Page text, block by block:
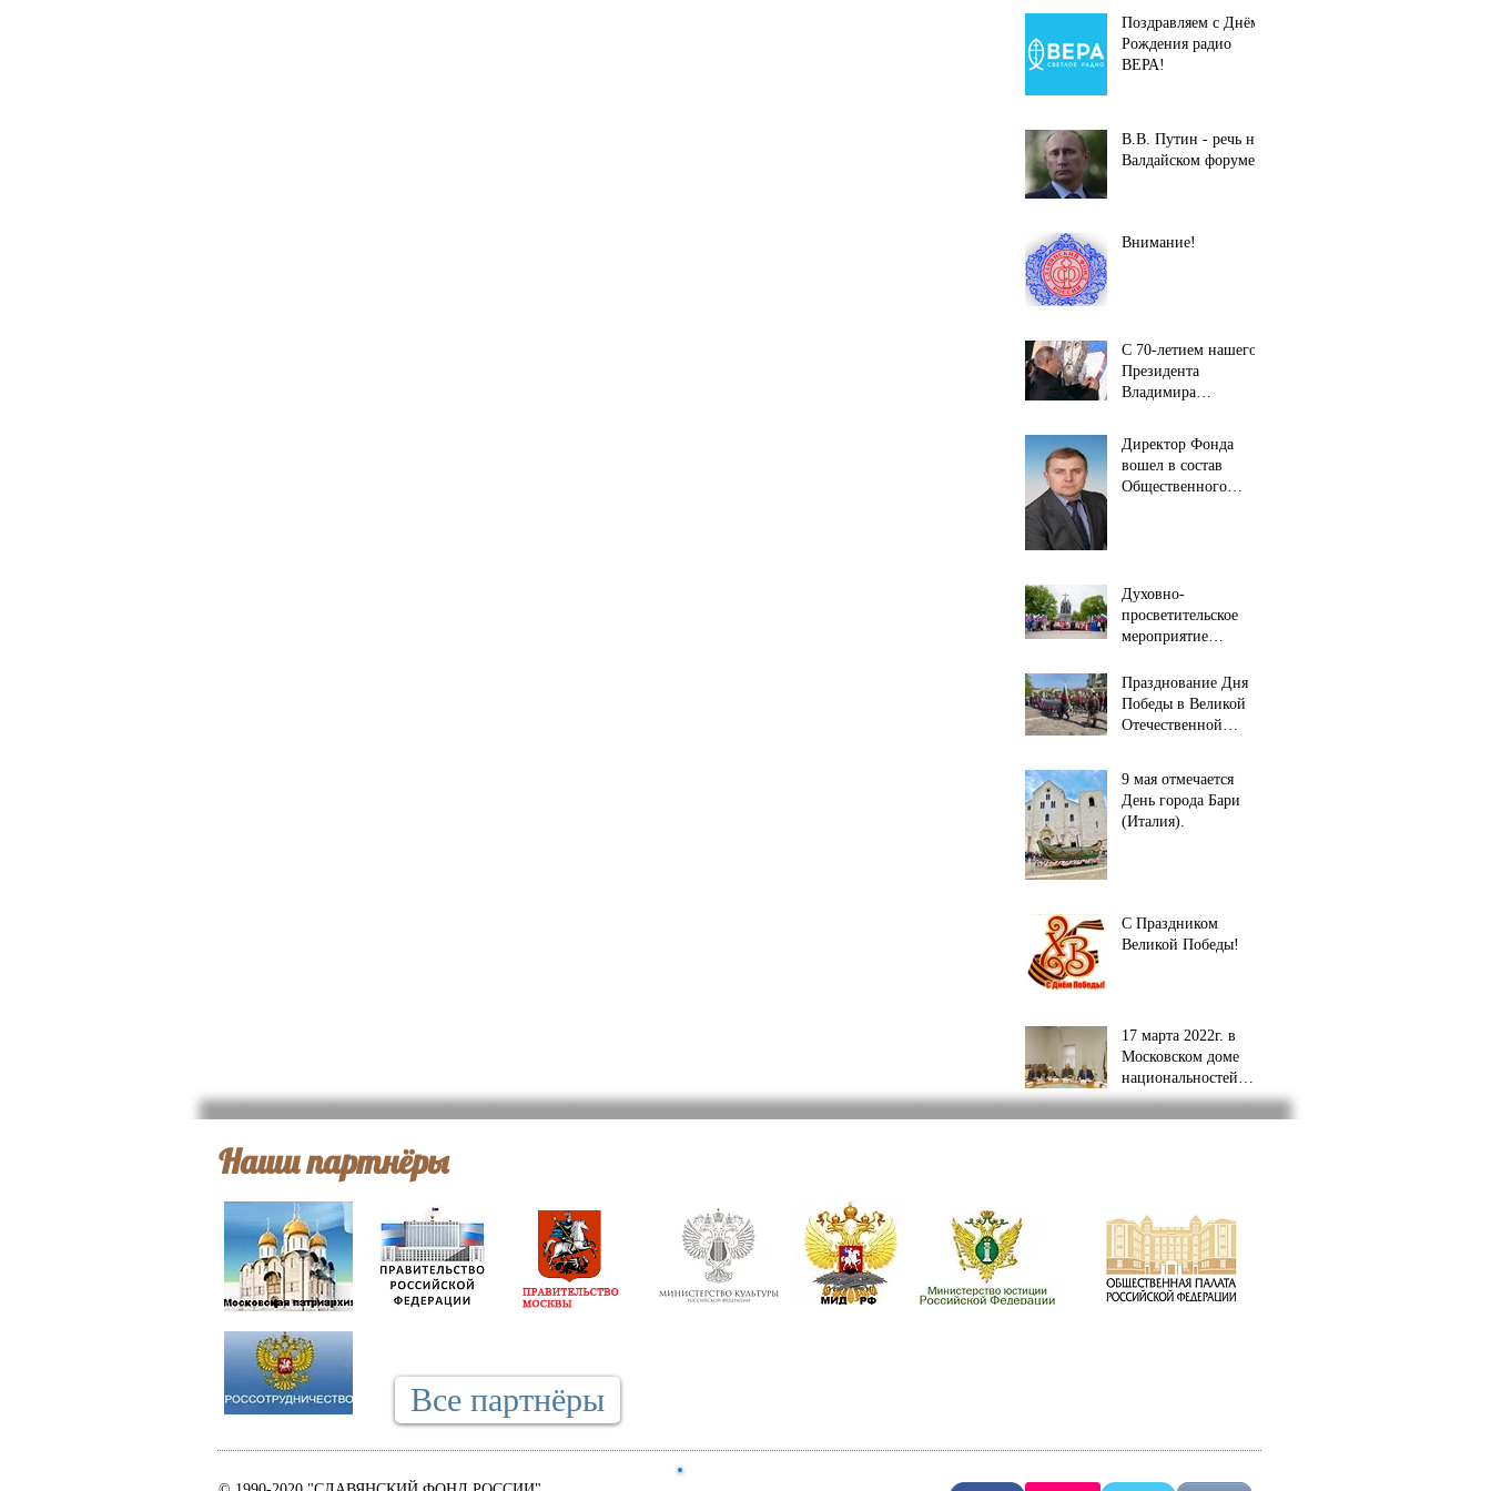
Поздравляем с Днём
Рождения радио
ВЕРА!
В.В. Путин - речь на
Валдайском форуме.
Внимание!
С 70-летием нашего
Президента
Владимира
Путина!
Директор Фонда
вошел в состав
Общественного
Духовно-
просветительское
мероприятие
России
Празднование Дня
Победы в Великой
Отечественной
Болгария).
9 мая отмечается
День города Бари
(Италия).
С Праздником
Великой Победы!
17 марта 2022г. в
Московском доме
национальностей
состоялось
совещание.
Наши партнёры
Все партнёры